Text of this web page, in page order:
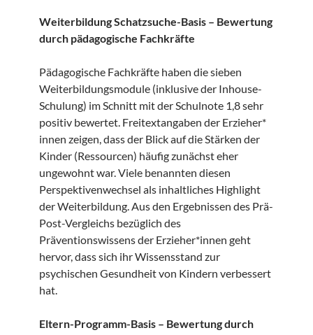
Weiterbildung Schatzsuche-Basis – Bewertung
durch pädagogische Fachkräfte
Pädagogische Fachkräfte haben die sieben
Weiterbildungsmodule (inklusive der Inhouse-
Schulung) im Schnitt mit der Schulnote 1,8 sehr
positiv bewertet. Freitextangaben der Erzieher*
innen zeigen, dass der Blick auf die Stärken der
Kinder (Ressourcen) häufig zunächst eher
ungewohnt war. Viele benannten diesen
Perspektivenwechsel als inhaltliches Highlight
der Weiterbildung. Aus den Ergebnissen des Prä-
Post-Vergleichs bezüglich des
Präventionswissens der Erzieher*innen geht
hervor, dass sich ihr Wissensstand zur
psychischen Gesundheit von Kindern verbessert
hat.
Eltern-Programm-Basis – Bewertung durch